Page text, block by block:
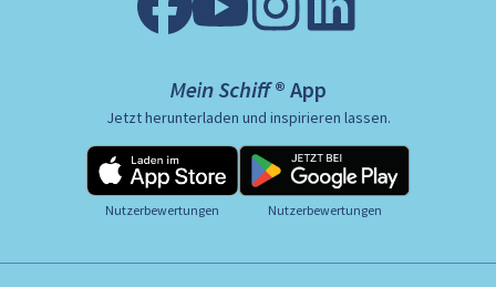
Mein Schiff ® App
Jetzt herunterladen und inspirieren lassen.
Nutzerbewertungen Nutzerbewertungen